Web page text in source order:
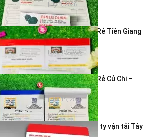
July 3, 2026
In Hóa Đơn Giá Rẻ Tiền Giang |
In Hóa Đơn...
June 19, 2026
In Hóa Đơn Giá Rẻ Củ Chi –
Dịch Vụ In...
June 15, 2026
In bao thư công ty vận tải Tây